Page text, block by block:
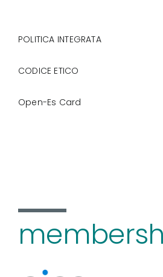
POLITICA INTEGRATA
CODICE ETICO
Open-Es Card